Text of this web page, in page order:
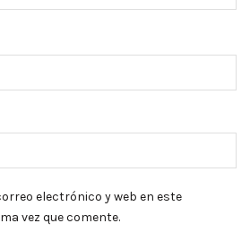
electrónico y web en este
vez que comente.